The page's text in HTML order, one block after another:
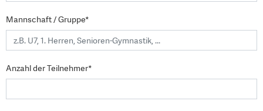
Mannschaft / Gruppe*
Anzahl der Teilnehmer*